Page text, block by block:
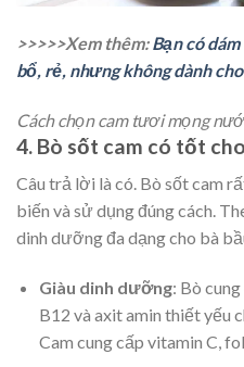
>>>>>Xem thêm:Bạn có
bổ, rẻ, nhưng không dành
Cách chọn cam tươi mọng
4. Bò sốt cam có tốt
Câu trả lời là có. Bò sốt cam
biến và sử dụng đúng cách.
dinh dưỡng đa dạng cho bà
Giàu dinh dưỡng: Bò
B12 và axit amin thiết yếu
Cam cung cấp vitamin C,